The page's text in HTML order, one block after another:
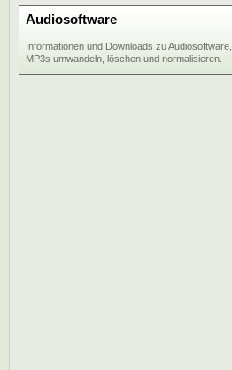
Audiosoftware
Informationen und Downloads zu Audiosoftware,
MP3s umwandeln, löschen und normalisieren.